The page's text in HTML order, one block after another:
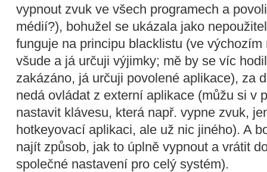
vypnout zvuk ve všech programech a
médií?), bohužel se ukázala jako
funguje na principu blacklistu (ve
všude a já určuji výjimky; mě by se víc
zakázáno, já určuji povolené aplikace), za
nedá ovládat z externí aplikace (můžu si v
nastavit klávesu, která např. vypne zvuk,
hotkeyovací aplikaci, ale už nic jiného). A
najít způsob, jak to úplně vypnout a vrátit
společné nastavení pro celý systém).